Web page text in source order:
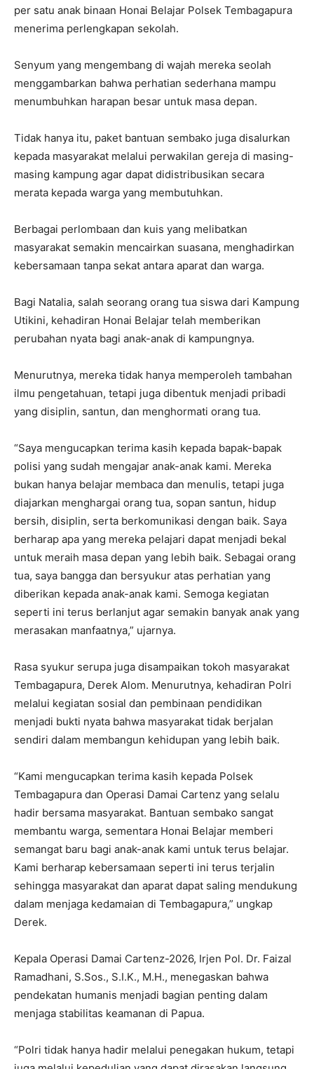
per satu anak binaan Honai Belajar Polsek Tembagapura
menerima perlengkapan sekolah.
Senyum yang mengembang di wajah mereka seolah
menggambarkan bahwa perhatian sederhana mampu
menumbuhkan harapan besar untuk masa depan.
Tidak hanya itu, paket bantuan sembako juga disalurkan
kepada masyarakat melalui perwakilan gereja di masing-
masing kampung agar dapat didistribusikan secara
merata kepada warga yang membutuhkan.
Berbagai perlombaan dan kuis yang melibatkan
masyarakat semakin mencairkan suasana, menghadirkan
kebersamaan tanpa sekat antara aparat dan warga.
Bagi Natalia, salah seorang orang tua siswa dari Kampung
Utikini, kehadiran Honai Belajar telah memberikan
perubahan nyata bagi anak-anak di kampungnya.
Menurutnya, mereka tidak hanya memperoleh tambahan
ilmu pengetahuan, tetapi juga dibentuk menjadi pribadi
yang disiplin, santun, dan menghormati orang tua.
“Saya mengucapkan terima kasih kepada bapak-bapak
polisi yang sudah mengajar anak-anak kami. Mereka
bukan hanya belajar membaca dan menulis, tetapi juga
diajarkan menghargai orang tua, sopan santun, hidup
bersih, disiplin, serta berkomunikasi dengan baik. Saya
berharap apa yang mereka pelajari dapat menjadi bekal
untuk meraih masa depan yang lebih baik. Sebagai orang
tua, saya bangga dan bersyukur atas perhatian yang
diberikan kepada anak-anak kami. Semoga kegiatan
seperti ini terus berlanjut agar semakin banyak anak yang
merasakan manfaatnya,” ujarnya.
Rasa syukur serupa juga disampaikan tokoh masyarakat
Tembagapura, Derek Alom. Menurutnya, kehadiran Polri
melalui kegiatan sosial dan pembinaan pendidikan
menjadi bukti nyata bahwa masyarakat tidak berjalan
sendiri dalam membangun kehidupan yang lebih baik.
“Kami mengucapkan terima kasih kepada Polsek
Tembagapura dan Operasi Damai Cartenz yang selalu
hadir bersama masyarakat. Bantuan sembako sangat
membantu warga, sementara Honai Belajar memberi
semangat baru bagi anak-anak kami untuk terus belajar.
Kami berharap kebersamaan seperti ini terus terjalin
sehingga masyarakat dan aparat dapat saling mendukung
dalam menjaga kedamaian di Tembagapura,” ungkap
Derek.
Kepala Operasi Damai Cartenz-2026, Irjen Pol. Dr. Faizal
Ramadhani, S.Sos., S.I.K., M.H., menegaskan bahwa
pendekatan humanis menjadi bagian penting dalam
menjaga stabilitas keamanan di Papua.
“Polri tidak hanya hadir melalui penegakan hukum, tetapi